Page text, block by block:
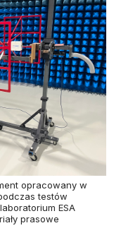
opracowany w
testów
ESA
prasowe